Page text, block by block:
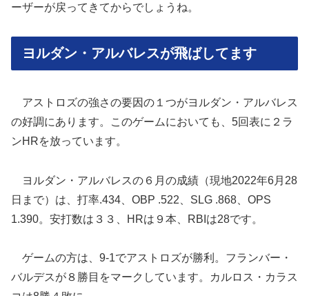
ーザーが戻ってきてからでしょうね。
ヨルダン・アルバレスが飛ばしてます
アストロズの強さの要因の１つがヨルダン・アルバレス
の好調にあります。このゲームにおいても、5回表に２ラ
ンHRを放っています。
ヨルダン・アルバレスの６月の成績（現地2022年6月28
日まで）は、打率.434、OBP .522、SLG .868、OPS
1.390。安打数は３３、HRは９本、RBIは28です。
ゲームの方は、9-1でアストロズが勝利。フランバー・
バルデスが８勝目をマークしています。カルロス・カラス